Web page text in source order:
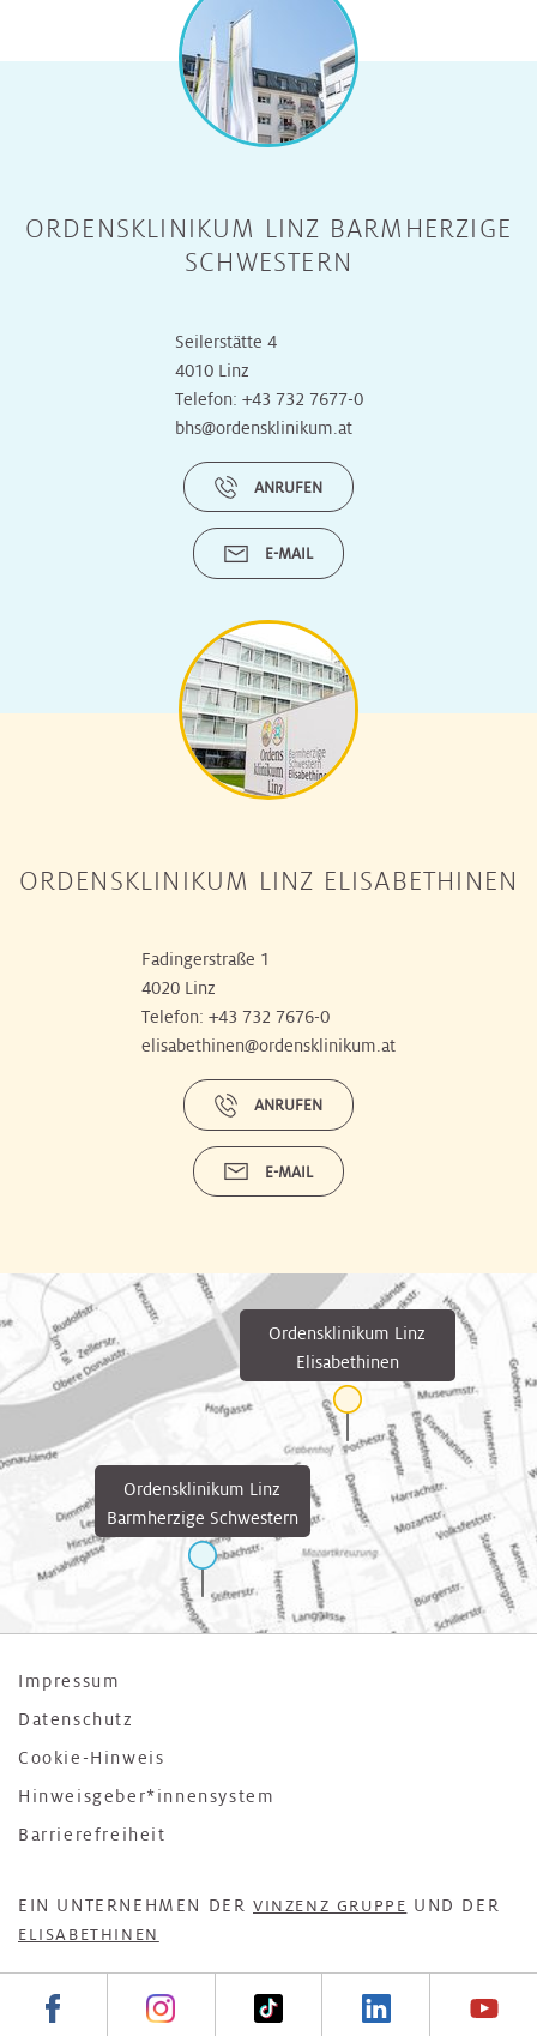
ORDENSKLINIKUM LINZ BARMHERZIGE
SCHWESTERN
Seilerstätte 4
4010 Linz
Telefon: +43 732 7677-0
bhs@ordensklinikum.at
ANRUFEN
E-MAIL
ORDENSKLINIKUM LINZ ELISABETHINEN
Fadingerstraße 1
4020 Linz
Telefon: +43 732 7676-0
elisabethinen@ordensklinikum.at
ANRUFEN
E-MAIL
Ordensklinikum Linz
Barmherzige Schwestern
Ordensklinikum Linz
Elisabethinen
Impressum
Datenschutz
Cookie-Hinweis
Hinweisgeber*innensystem
Barrierefreiheit
EIN UNTERNEHMEN DER VINZENZ GRUPPE UND DER
ELISABETHINEN